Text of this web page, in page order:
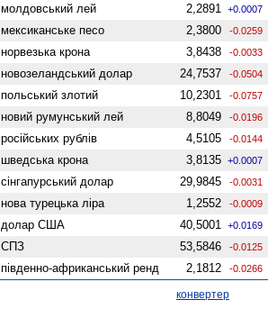
молдовський лей 2,2891 +0.0007
мексиканське песо 2,3800 -0.0259
норвезька крона 3,8438 -0.0033
ново­зеландський долар 24,7537 -0.0504
польський злотий 10,2301 -0.0757
новий румунський лей 8,8049 -0.0196
російських рублів 4,5105 -0.0144
шведська крона 3,8135 +0.0007
сінгапурський долар 29,9845 -0.0031
нова турецька ліра 1,2552 -0.0009
долар США 40,5001 +0.0169
СПЗ 53,5846 -0.0125
південно-африканський ренд 2,1812 -0.0266
конвертер